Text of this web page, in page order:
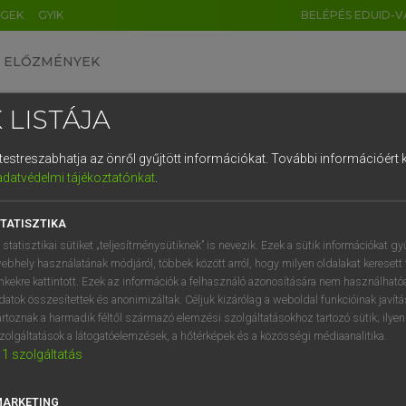
GYIK BELÉPÉS EDUID-
ELŐZMÉNYEK
szótár
VAN ELŐFIZETÉSED?
megtekintéséhez.
LISTÁJA
az önről gyűjtött információkat. További információért
tájékoztatónkat.
statisztikai sütiket „teljesítménysütiknek” is nevezik. Ezek a sütik információkat
használatának módjáról, többek között arról, hogy milyen oldalakat keresett
kattintott. Ezek az információk a felhasználó azonosítására nem
összesítettek és anonimizáltak. Céljuk kizárólag a weboldal funkcióinak
a harmadik féltől származó elemzési szolgáltatásokhoz tartozó sütik;
a látogatóelemzések, a hőtérképek és a közösségi médiaanalitika.
1 szolgáltatás
DE CN FR ES IT NL
1 2 3 4 5 6 7 8 9
q w e r t z u i
a s d f g h j k l é
í y x c v b n m , .